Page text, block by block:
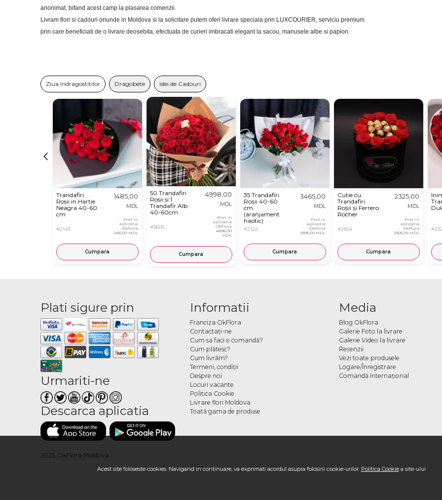
Acest site foloseste cookies. Navigand in continuare, va exprimati acordul asupra folosirii cookie-urilor. Politica Cookiea site-ului
anonimat, bifand acest camp la plasarea comenzii.
Livram flori si cadouri oriunde in Moldova si la solicitare putem oferi livrare speciala prin LUXCOURIER, serviciu premium
prin care beneficiati de o livrare deosebita, efectuata de curieri imbracati elegant la sacou, manusele albe si papion.
Ziua Indragostitilor Dragobete Idei de Cadouri
Trandafiri
Rosii in Hartie
Neagra 40-60
cm
#2143
1485,00
MDL
Pret in
aplicatia
OkFlora
1455,00 MDL
Cumpara
50 Trandafiri
Rosii si 1
Trandafir Alb
40-60cm
#3605
4998,00
MDL
Pret in
aplicatia
OkFlora
4896,00
MDL
Cumpara
35 Trandafiri
Roșii 40-60
cm
(aranjament
haotic)
#2124
3465,00
MDL
Pret in
aplicatia
OkFlora
3395,00 MDL
Cumpara
Cutie cu
Trandafiri
Roșii și Ferrero
Rocher
#2854
2325,00
MDL
Pret in
aplicatia
OkFlora
2305,00 MDL
Cumpara
Plati sigure prin
Urmariti-ne
Descarca aplicatia
2025, OkFlora Moldova
Informatii
Franciza OkFlora
Contactaţi-ne
Cum sa faci o comandă?
Cum plătesc?
Cum livrăm?
Termeni, condiţii
Despre noi
Locuri vacante
Politica Cookie
Livrare flori Moldova
Toată gama de produse
Media
Blog OkFlora
Galerie Foto la livrare
Galerie Video la livrare
Recenzii
Vezi toate produsele
Logare/Înregistrare
Comandă Internațional